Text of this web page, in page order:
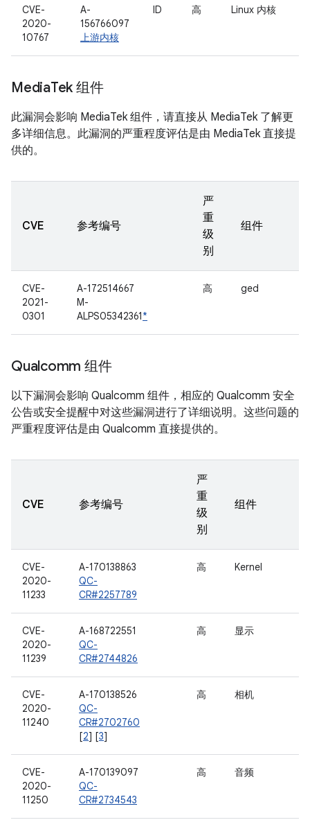
CVE-
2020-
10767
A-
156766097
上游内核
ID 高 Linux 内核
MediaTek 组件
此漏洞会影响 MediaTek 组件，请直接从 MediaTek 了解更
多详细信息。此漏洞的严重程度评估是由 MediaTek 直接提
供的。
CVE 参考编号
严
重
级
别
组件
CVE-
2021-
0301
A-172514667
M-
ALPS05342361*
高 ged
Qualcomm 组件
以下漏洞会影响 Qualcomm 组件，相应的 Qualcomm 安全
公告或安全提醒中对这些漏洞进行了详细说明。这些问题的
严重程度评估是由 Qualcomm 直接提供的。
CVE 参考编号
严
重
级
别
组件
CVE-
2020-
11233
A-170138863
QC-
CR#2257789
高 Kernel
CVE-
2020-
11239
A-168722551
QC-
CR#2744826
高 显示
CVE-
2020-
11240
A-170138526
QC-
CR#2702760
[2] [3]
高 相机
CVE-
2020-
11250
A-170139097
QC-
CR#2734543
高 音频